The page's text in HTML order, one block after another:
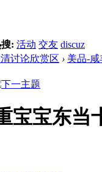
: 活动 交友 discuz
讨论欣赏区 › 美品-
宝宝东当